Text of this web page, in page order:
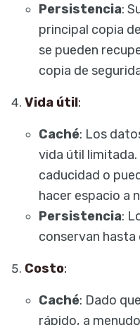
Persistencia:
principal copia
se pueden
copia de
Vida útil:
Caché: Los
vida útil
caducidad o
hacer espacio a
Persistencia:
conservan hasta
Costo:
Caché: Dado
rápido, a